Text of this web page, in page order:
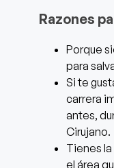
Razones
Porque
para
Si te
carrera
antes,
Cirujano.
Tienes la
el área